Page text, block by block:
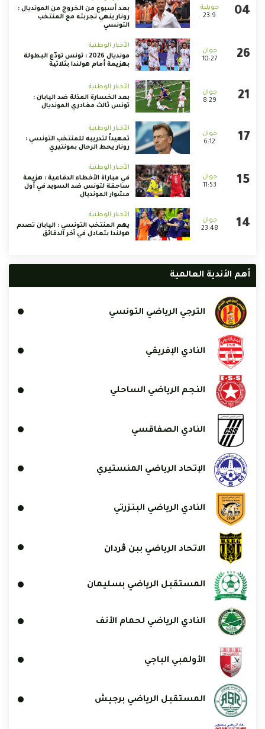
23:9
بعد أسبوع من الخروج من المونديال :
رونار ينهي تجربته مع المنتخب
التونسي
10:27
الأخبار الوطنية
مونديال 2026 : تونس تودّع البطولة
بهزيمة أمام هولندا بثلاثية
8:29
الأخبار الوطنية
بعد الخسارة المذلة ضد اليابان :
تونس ثالث مغادري المونديال
6:12
الأخبار الوطنية
تمهيداً لتدريبه للمنتخب التونسي :
رونار يحط الرحال بمونتيري
11:53
الأخبار الوطنية
في مباراة الأخطاء الدفاعية : هزيمة
ساحقة لتونس ضد السويد في أول
مشوار المونديال
23:48
الأخبار الوطنية
يهم المنتخب التونسي : اليابان تصدم
هولندا بتعادل في آخر الدقائق
أهم الأندية العالمية
الترجي الرياضي التونسي
النادي الإفريقي
النجم الرياضي الساحلي
النادي الصفاقسي
الإتحاد الرياضي المنستيري
النادي الرياضي البنزرتي
الاتحاد الرياضي ببن ڨردان
المستقبل الرياضي بسليمان
النادي الرياضي لحمام الأنف
الأولمبي الباجي
المستقبل الرياضي برجيش